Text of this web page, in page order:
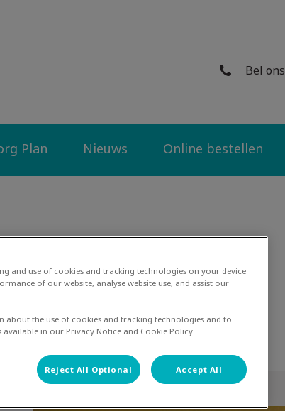
Bel ons
Plan Nieuws Online bestellen
cuniculi
and use of cookies and tracking technologies on your device
of our website, analyse website use, and assist our
about the use of cookies and tracking technologies and to
in our Privacy Notice and Cookie Policy.
Reject All Optional Accept All